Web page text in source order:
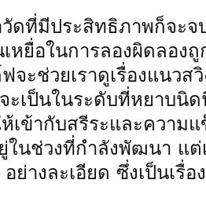
ดที่มีประสิทธิภาพก็จะ
หยื่อในการลองผิดลอง
จะช่วยเราดูเรื่องแนว
เป็นในระดับที่หยาบนิ
เข้ากับสรีระและความ
นช่วงที่กำลังพัฒนา แต่
ย่างละเอียด ซึ่งเป็นเรื่